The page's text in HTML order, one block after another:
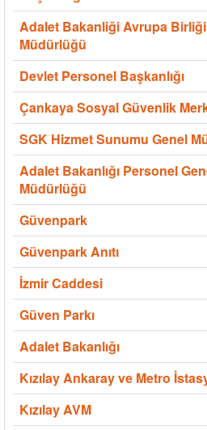
Adalet Bakanliği Avrupa
Müdürlüğü
Devlet Personel Başkanlığı
Çankaya Sosyal Güvenlik
SGK Hizmet Sunumu Genel
Adalet Bakanlığı Personel
Müdürlüğü
Güvenpark
Güvenpark Anıtı
İzmir Caddesi
Güven Parkı
Adalet Bakanlığı
Kızılay Ankaray ve Metro
Kızılay AVM